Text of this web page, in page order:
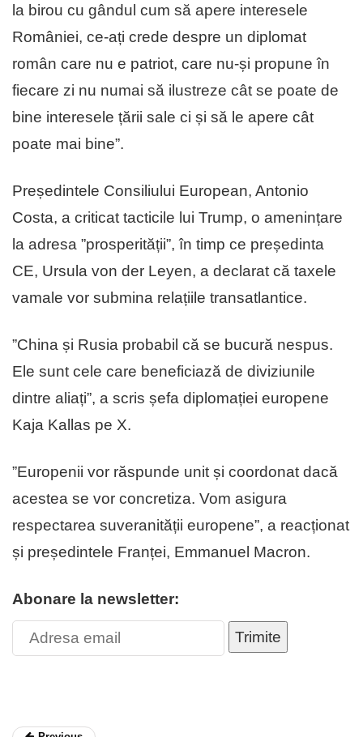
la birou cu gândul cum să apere interesele
României, ce-ați crede despre un diplomat
român care nu e patriot, care nu-și propune în
fiecare zi nu numai să ilustreze cât se poate de
bine interesele țării sale ci și să le apere cât
poate mai bine”.
Președintele Consiliului European, Antonio
Costa, a criticat tacticile lui Trump, o amenințare
la adresa ”prosperității”, în timp ce președinta
CE, Ursula von der Leyen, a declarat că taxele
vamale vor submina relațiile transatlantice.
”China și Rusia probabil că se bucură nespus.
Ele sunt cele care beneficiază de diviziunile
dintre aliați”, a scris șefa diplomației europene
Kaja Kallas pe X.
”Europenii vor răspunde unit și coordonat dacă
acestea se vor concretiza. Vom asigura
respectarea suveranității europene”, a reacționat
și președintele Franței, Emmanuel Macron.
Abonare la newsletter:
Trimite